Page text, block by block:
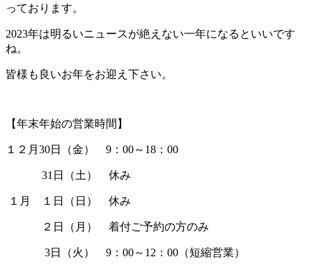
っております。
2023年は明るいニュースが絶えない一年になるといいです
ね。
皆様も良いお年をお迎え下さい。
【年末年始の営業時間】
１２月30日（金） 9：00～18：00
31日（土） 休み
１月 １日（日） 休み
２日（月） 着付ご予約の方のみ
3日（火） 9：00～12：00（短縮営業）